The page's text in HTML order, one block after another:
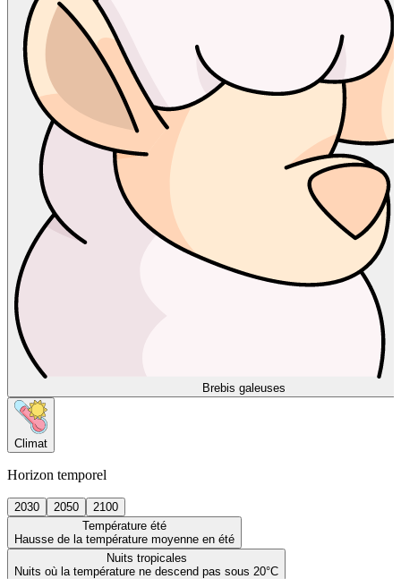
Brebis galeuses
Climat
Horizon temporel
2030 2050
2100
Température été
Hausse de la température moyenne en été
Nuits tropicales
Nuits où la température ne descend pas sous 20°C